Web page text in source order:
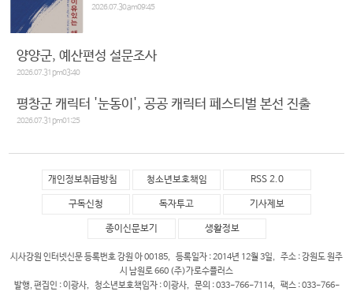
2026.07.30 am09:45
양양군, 예산편성 설문조사
2026.07.31 pm03:40
평창군 캐릭터 '눈동이', 공공 캐릭터 페스티벌 본선 진출
2026.07.31 pm01:25
개인정보취급방침 청소년보호책임 RSS 2.0
구독신청 독자투고 기사제보
종이신문보기 생활정보
시사강원 인터넷신문 등록번호 강원 아 00185, 등록일자 : 2014년 12월 3일, 주소 : 강원도 원주
시 남원로 660 (주)가로수플러스
발행, 편집인 : 이광사, 청소년보호책임자 : 이광사, 문의 : 033-766-7114, 팩스 : 033-766-